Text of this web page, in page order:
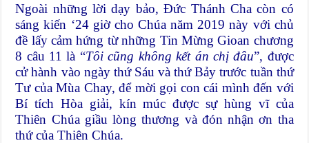
Ngoài những lời dạy bảo, Đức Thánh Cha còn có
sáng kiến ‘24 giờ cho Chúa năm 2019 này với chủ
đề lấy cảm hứng từ những Tin Mừng Gioan chương
8 câu 11 là “Tôi cũng không kết án chị đâu”, được
cử hành vào ngày thứ Sáu và thứ Bảy trước tuần thứ
Tư của Mùa Chay, để mời gọi con cái mình đến với
Bí tích Hòa giải, kín múc được sự hùng vĩ của
Thiên Chúa giầu lòng thương và đón nhận ơn tha
thứ của Thiên Chúa.